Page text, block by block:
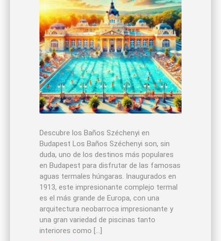
Descubre los Baños Széchenyi en
Budapest Los Baños Széchenyi son, sin
duda, uno de los destinos más populares
en Budapest para disfrutar de las famosas
aguas termales húngaras. Inaugurados en
1913, este impresionante complejo termal
es el más grande de Europa, con una
arquitectura neobarroca impresionante y
una gran variedad de piscinas tanto
interiores como […]